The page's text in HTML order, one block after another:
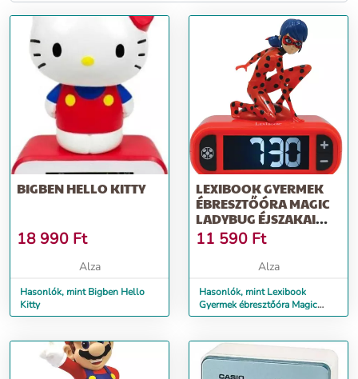
BIGBEN HELLO KITTY
18 990 Ft
Alza
Hasonlók, mint Bigben Hello
Kitty
LEXIBOOK GYERMEK
ÉBRESZTŐÓRA MAGIC
LADYBUG ÉJSZAKAI
FÉNNYEL
11 590 Ft
Alza
Hasonlók, mint Lexibook
Gyermek ébresztőóra Magic
Ladybug éjszakai fénnyel